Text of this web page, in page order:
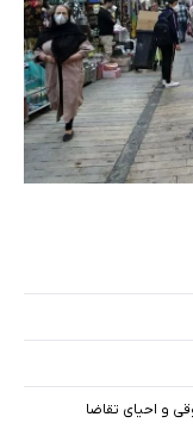
و احیای تقاضا